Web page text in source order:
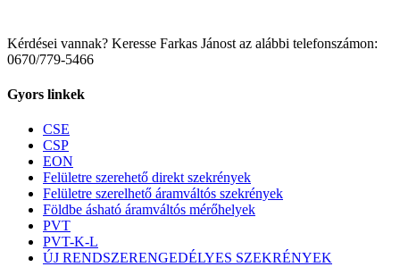
Kérdései vannak? Keresse Farkas Jánost az alábbi telefonszámon:
0670/779-5466
Gyors linkek
CSE
CSP
EON
Felületre szerehető direkt szekrények
Felületre szerelhető áramváltós szekrények
Földbe ásható áramváltós mérőhelyek
PVT
PVT-K-L
ÚJ RENDSZERENGEDÉLYES SZEKRÉNYEK